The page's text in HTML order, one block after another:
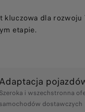
dla
etapie.
Adaptacja
Szeroka i wszechstronna
samochodów dostawczych